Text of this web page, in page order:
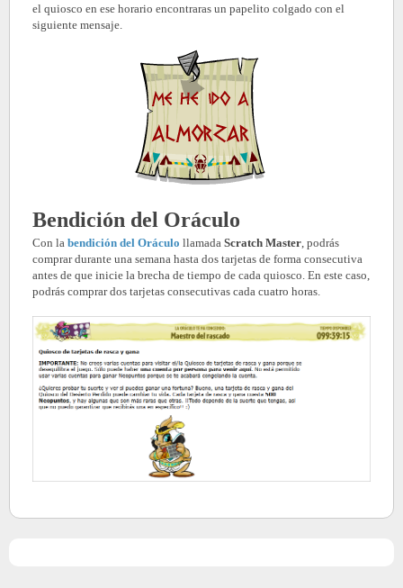
el quiosco en ese horario encontraras un papelito colgado con el
siguiente mensaje.
Bendición del Oráculo
Con la bendición del Oráculo llamada Scratch Master podrás
comprar durante una semana hasta dos tarjetas de forma consecutiva
antes de que inicie la brecha de tiempo de cada quiosco. En este caso,
podrás comprar dos tarjetas consecutivas cada cuatro horas.